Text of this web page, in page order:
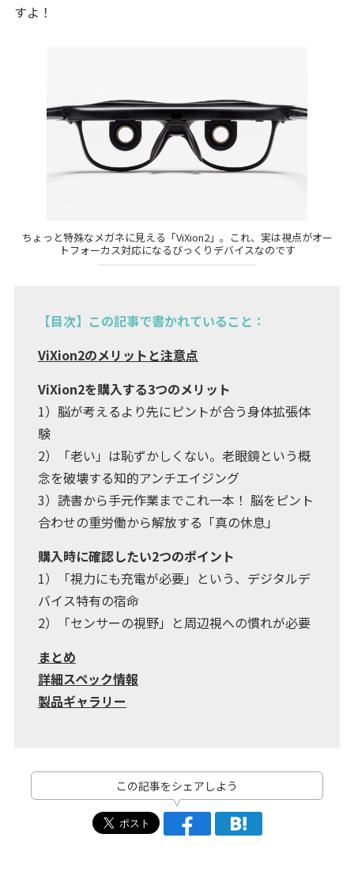
すよ！
ちょっと特殊なメガネに見える「ViXion2」。これ、実は視点がオー
トフォーカス対応になるびっくりデバイスなのです
【目次】この記事で書かれていること：
ViXion2のメリットと注意点
ViXion2を購入する3つのメリット
1）脳が考えるより先にピントが合う身体拡張体
験
2）「老い」は恥ずかしくない。老眼鏡という概
念を破壊する知的アンチエイジング
3）読書から手元作業までこれ一本！ 脳をピント
合わせの重労働から解放する「真の休息」
購入時に確認したい2つのポイント
1）「視力にも充電が必要」という、デジタルデ
バイス特有の宿命
2）「センサーの視野」と周辺視への慣れが必要
まとめ
詳細スペック情報
製品ギャラリー
この記事をシェアしよう